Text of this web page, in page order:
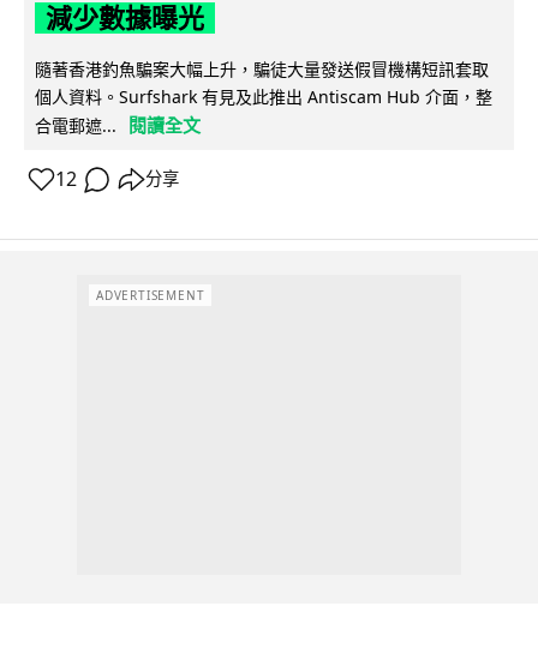
減少數據曝光
隨著香港釣魚騙案大幅上升，騙徒大量發送假冒機構短訊套取
個人資料。Surfshark 有見及此推出 Antiscam Hub 介面，整
合電郵遮...
閱讀全文
12 分享
ADVERTISEMENT